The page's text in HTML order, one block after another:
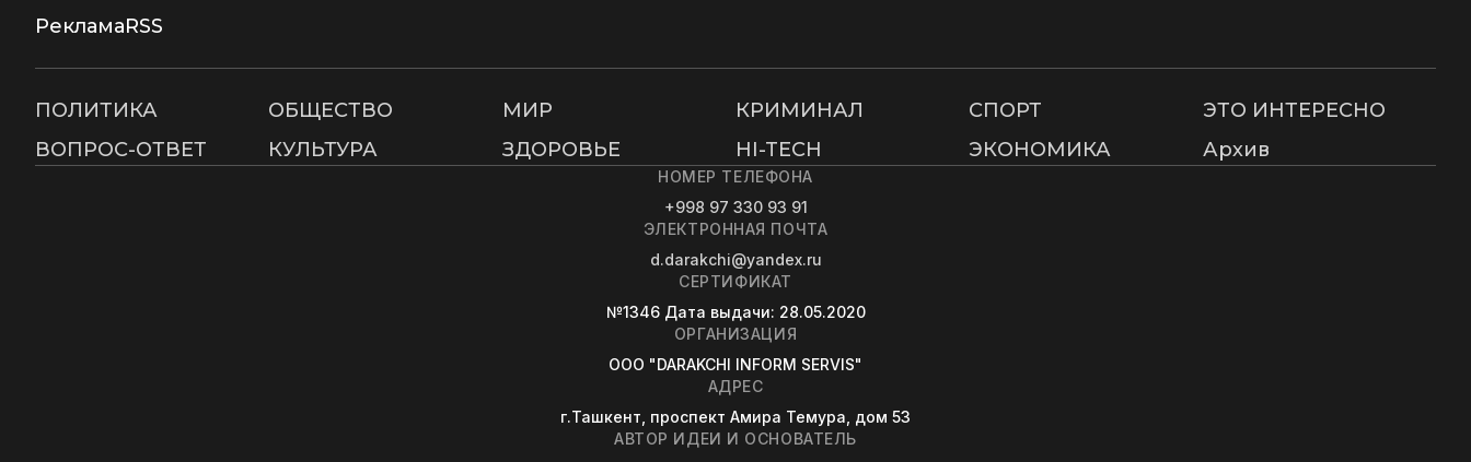
РекламаRSS
ПОЛИТИКА ОБЩЕСТВО МИР КРИМИНАЛ СПОРТ
ЭТО ИНТЕРЕСНО
ВОПРОС-ОТВЕТ
КУЛЬТУРА ЗДОРОВЬЕ HI-TECH ЭКОНОМИКА Архив
НОМЕР ТЕЛЕФОНА
+998 97 330 93 91
ЭЛЕКТРОННАЯ ПОЧТА
d.darakchi@yandex.ru
СЕРТИФИКАТ
№1346 Дата выдачи: 28.05.2020
ОРГАНИЗАЦИЯ
OOO "DARAKCHI INFORM SERVIS"
АДРЕС
г.Ташкент, проспект Амира Темура, дом 53
АВТОР ИДЕИ И ОСНОВАТЕЛЬ